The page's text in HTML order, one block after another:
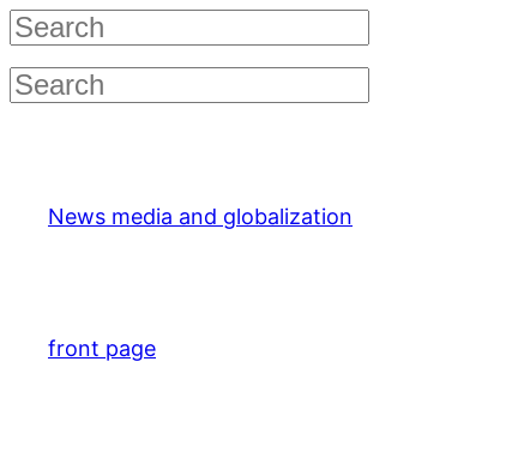
content
News media and globalization
front page